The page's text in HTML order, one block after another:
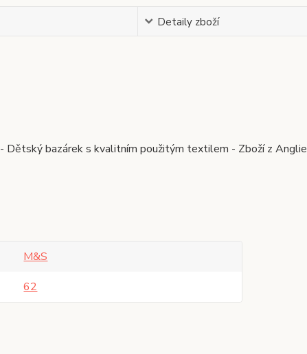
Detaily zboží
Dětský bazárek s kvalitním použitým textilem - Zboží z Anglie
M&S
62